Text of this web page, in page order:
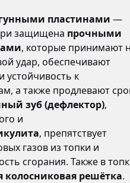
пластинами —
защищена прочными
, которые принимают
удар, обеспечивают
устойчивость к
а также продлевают
зуб (дефлектор),
и
, препятствует
газов из топки и
сгорания. Также в
колосниковая решётка.